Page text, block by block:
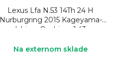
Lexus Lfa N.53 14Th 24 H
Nurburgring 2015 Kageyama-
Ishiura-Ooshima 1:43
Na externom sklade